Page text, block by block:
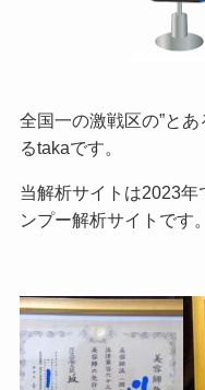
全国一の激戦区の”と
るtakaです。
当解析サイトは2023
ンプー解析サイトです。